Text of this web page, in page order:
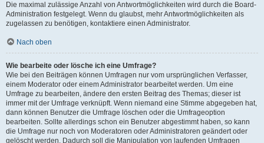
Die maximal zulässige Anzahl von Antwortmöglichkeiten wird durch die Board-
Administration festgelegt. Wenn du glaubst, mehr Antwortmöglichkeiten als
zugelassen zu benötigen, kontaktiere einen Administrator.
Nach oben
Wie bearbeite oder lösche ich eine Umfrage?
Wie bei den Beiträgen können Umfragen nur vom ursprünglichen Verfasser,
einem Moderator oder einem Administrator bearbeitet werden. Um eine
Umfrage zu bearbeiten, ändere den ersten Beitrag des Themas; dieser ist
immer mit der Umfrage verknüpft. Wenn niemand eine Stimme abgegeben hat,
dann können Benutzer die Umfrage löschen oder die Umfrageoption
bearbeiten. Sollte allerdings schon ein Benutzer abgestimmt haben, so kann
die Umfrage nur noch von Moderatoren oder Administratoren geändert oder
gelöscht werden. Dadurch soll die Manipulation von laufenden Umfragen